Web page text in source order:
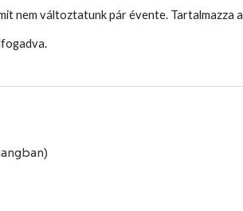
nem változtatunk pár évente. Tartalmazza a